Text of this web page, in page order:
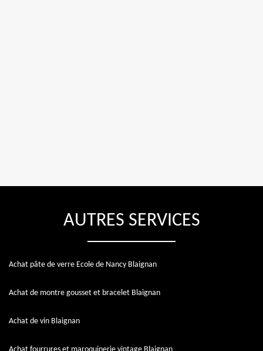
AUTRES SERVICES
Achat pâte de verre Ecole de Nancy Blaignan
Achat de montre gousset et bracelet Blaignan
Achat de vin Blaignan